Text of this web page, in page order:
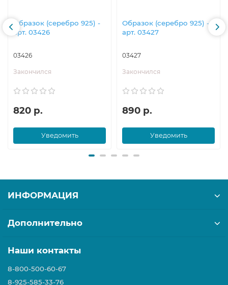
Образок (серебро 925) -
арт. 03426
03426
Закончился
820 р.
Уведомить
Образок (серебро 925) -
арт. 03427
03427
Закончился
890 р.
Уведомить
ИНФОРМАЦИЯ
Дополнительно
Наши контакты
8-800-500-60-67
8-925-585-33-76